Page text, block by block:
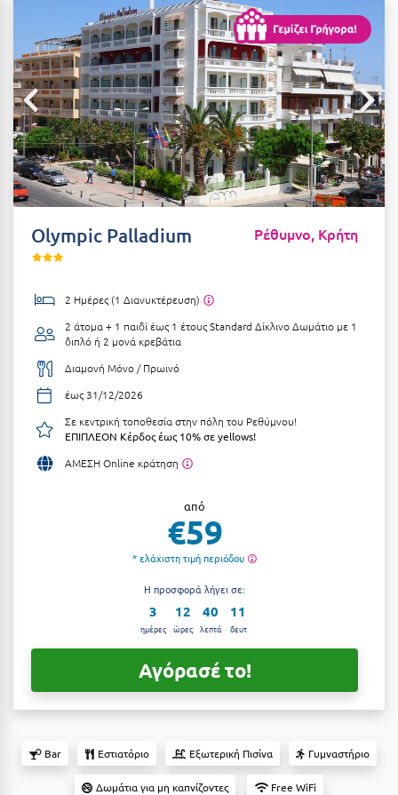
Αλεξανδρούπολη
Αλισσός Αχαΐας
Αλόννησος
Αμαλιάδα
Αμάρυνθος
Αμφίκλεια
Αράχωβα
Αργολίδα
Αριδαία
Αττική
Αχαΐα
Βansko
ΤΎΠΟΣ ΔΙΑΤΡΟΦΉΣ
Διαμονή Μόνο
Πρωινό
Ημιδιατροφή
Ημιδιατροφή + Ποτά
Πλήρης Διατροφή
Ένα Γεύμα
ΤΎΠΟΣ ΚΑΤΑΛΎΜΑΤΟΣ
Ξενοδοχεία 1 Αστέρι
Ξενοδοχεία 2 Αστέρων
Ξενοδοχεία 3 Αστέρων
Ξενοδοχεία 4 Αστέρων
Ενοικιαζόμενα Δωμάτια
Boutique Hotels
Camping
Olympic Palladium Ρέθυμνο, Κρήτη
2 Ημέρες (1 Διανυκτέρευση)
2 άτομα + 1 παιδί έως 1 έτουςStandard Δίκλινο Δωμάτιο με 1
διπλό ή 2 μονά κρεβάτια
Διαμονή Μόνο / Πρωινό
έως 31/12/2026
Σε κεντρική τοποθεσία στην πόλη του Ρεθύμνου!
ΕΠΙΠΛΕΟΝ Κέρδος έως 10% σε yellows!
ΑΜΕΣΗ Online κράτηση
από
€59
* ελάχιστη τιμή περιόδου
Η προσφορά λήγει σε:
3
ημέρες
12
ώρες
40
λεπτά
10
δευτ
Αγόρασέ το!
Bar Εστιατόριο Εξωτερική Πισίνα Γυμναστήριο
Δωμάτια για μη καπνίζοντες Free WiFi